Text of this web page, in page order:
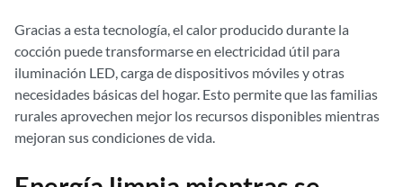
Gracias a esta tecnología, el calor producido durante la
cocción puede transformarse en electricidad útil para
iluminación LED, carga de dispositivos móviles y otras
necesidades básicas del hogar. Esto permite que las familias
rurales aprovechen mejor los recursos disponibles mientras
mejoran sus condiciones de vida.